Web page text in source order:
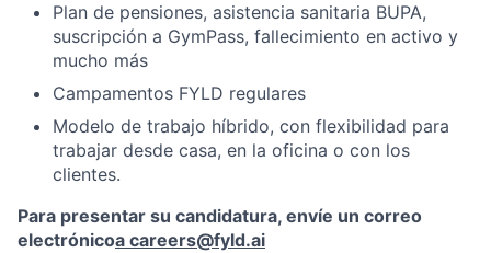
Plan de pensiones, asistencia sanitaria BUPA,
suscripción a GymPass, fallecimiento en activo y
mucho más
Campamentos FYLD regulares
Modelo de trabajo híbrido, con flexibilidad para
trabajar desde casa, en la oficina o con los
clientes.
Para presentar su candidatura, envíe un correo
electrónicoa careers@fyld.ai